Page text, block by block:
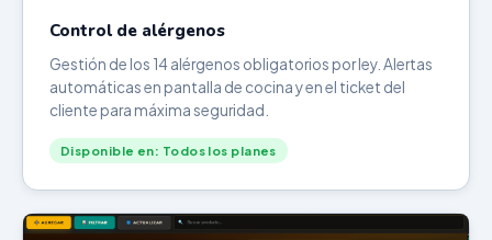
Control de alérgenos
Gestión de los 14 alérgenos obligatorios por ley. Alertas
automáticas en pantalla de cocina y en el ticket del
cliente para máxima seguridad.
Disponible en: Todos los planes